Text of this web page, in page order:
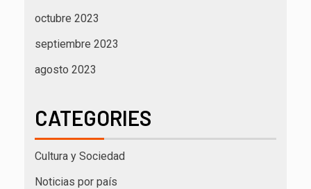
octubre 2023
septiembre 2023
agosto 2023
CATEGORIES
Cultura y Sociedad
Noticias por país